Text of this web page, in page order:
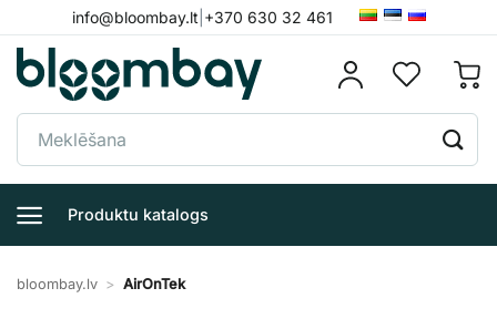
to
content
info@bloombay.lt +370 630 32 461
Meklēt:
Produktu katalogs
bloombay.lv > AirOnTek